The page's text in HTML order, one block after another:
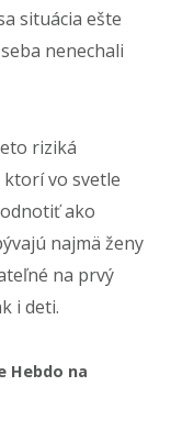
situácia ešte
nenechali
riziká
vo svetle
ako
najmä ženy
na prvý
i deti.
Hebdo na